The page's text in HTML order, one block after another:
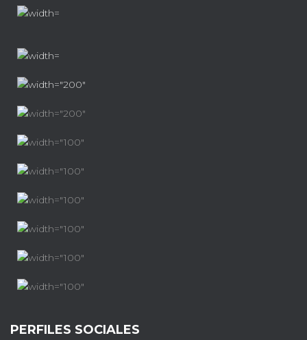
PERFILES SOCIALES